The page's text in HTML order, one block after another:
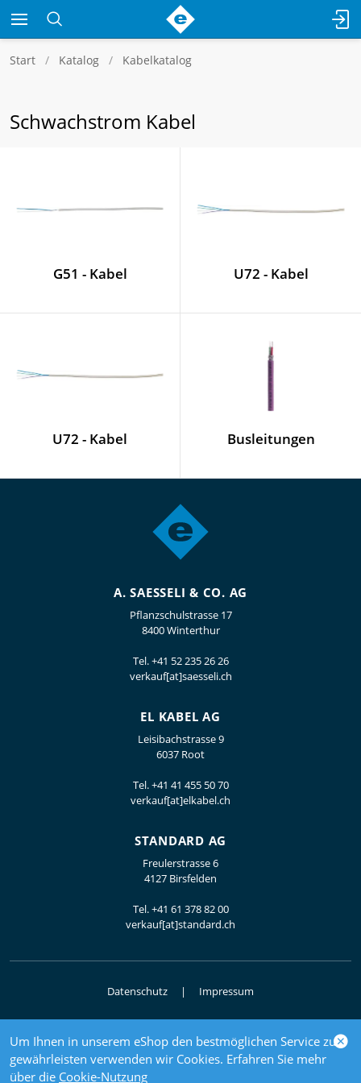
Um Ihnen in unserem eShop den bestmöglichen Service zu
gewährleisten verwenden wir Cookies. Erfahren Sie mehr
über die Cookie-Nutzung
Start Katalog Kabelkatalog
Schwachstrom Kabel
G51 - Kabel U72 - Kabel
U72 - Kabel Busleitungen
A. SAESSELI & CO. AG
Pflanzschulstrasse 17
8400 Winterthur
Tel.+41 52 235 26 26
verkauf[at]saesseli.ch
EL KABEL AG
Leisibachstrasse 9
6037 Root
Tel.+41 41 455 50 70
verkauf[at]elkabel.ch
STANDARD AG
Freulerstrasse 6
4127 Birsfelden
Tel.+41 61 378 82 00
verkauf[at]standard.ch
Datenschutz Impressum
© 2026 Elektrogrosshandel
powered by polynorm